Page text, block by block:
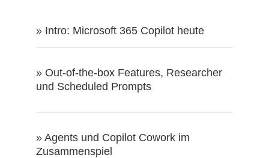
» Intro: Microsoft 365 Copilot heute
» Out-of-the-box Features, Researcher
und Scheduled Prompts
» Agents und Copilot Cowork im
Zusammenspiel